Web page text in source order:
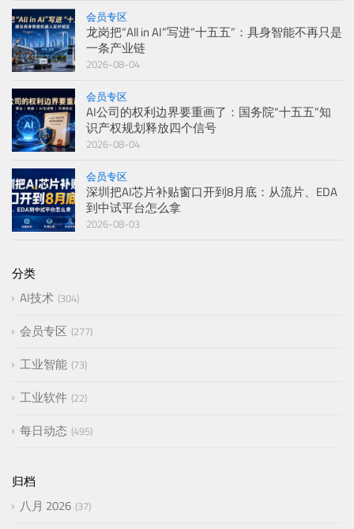
会员专区
龙岗把“All in AI”写进“十五五”：具身智能不再只是
一条产业链
2026-08-04
会员专区
AI公司的权利边界要重画了：国务院“十五五”知
识产权规划释放四个信号
2026-08-04
会员专区
深圳把AI芯片补贴窗口开到8月底：从流片、EDA
到中试平台怎么拿
2026-08-03
分类
AI技术 304
会员专区 277
工业智能 73
工业软件 22
每日动态 495
归档
八月 2026 37